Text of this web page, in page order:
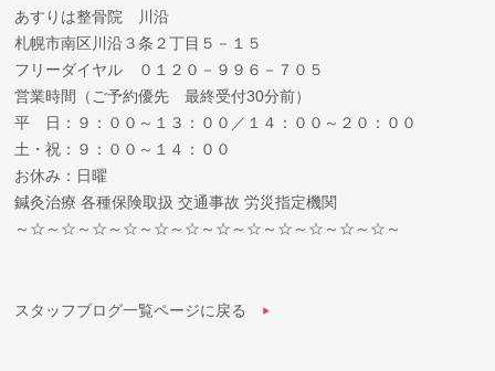
あすりは整骨院 川沿
札幌市南区川沿３条２丁目５－１５
フリーダイヤル ０１２０－９９６－７０５
営業時間（ご予約優先 最終受付30分前）
平 日：９：００～１３：００／１４：００～２０：００
土・祝：９：００～１４：００
お休み：日曜
鍼灸治療 各種保険取扱 交通事故 労災指定機関
～☆～☆～☆～☆～☆～☆～☆～☆～☆～☆～☆～☆～
スタッフブログ一覧ページに戻る